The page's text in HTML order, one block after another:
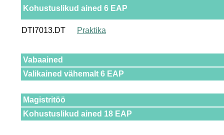
Kohustuslikud ained 6 EAP
DTI7013.DT Praktika
Vabaained
Valikained vähemalt 6 EAP
Magistritöö
Kohustuslikud ained 18 EAP